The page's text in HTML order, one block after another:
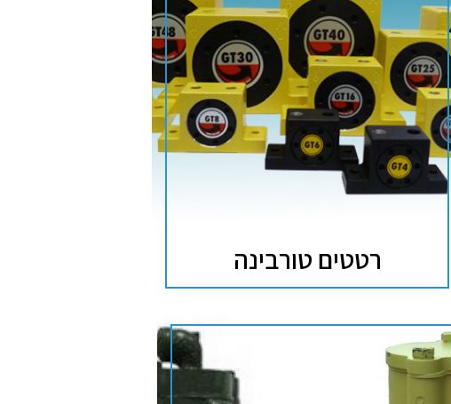
רטטים טורבינה